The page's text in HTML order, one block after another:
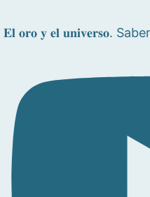
𝐄𝐥 𝐨𝐫𝐨 𝐲 𝐞𝐥 𝐮𝐧𝐢𝐯𝐞𝐫𝐬𝐨.